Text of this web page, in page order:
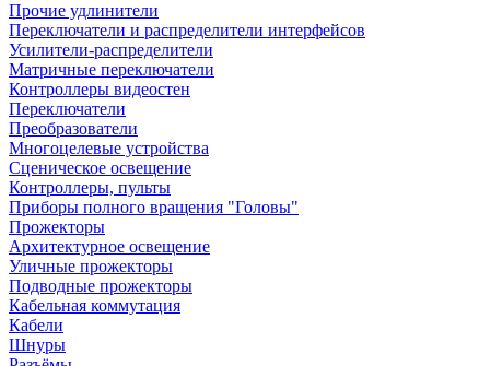
Прочие удлинители
Переключатели и распределители интерфейсов
Усилители-распределители
Матричные переключатели
Контроллеры видеостен
Переключатели
Преобразователи
Многоцелевые устройства
Сценическое освещение
Контроллеры, пульты
Приборы полного вращения "Головы"
Прожекторы
Архитектурное освещение
Уличные прожекторы
Подводные прожекторы
Кабельная коммутация
Кабели
Шнуры